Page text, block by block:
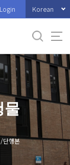
Login Korean
물
단행본